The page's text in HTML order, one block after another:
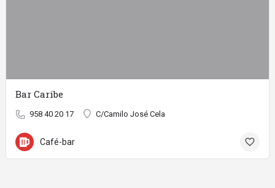
Bar Caribe
958 40 20 17 C/Camilo José Cela
Café-bar